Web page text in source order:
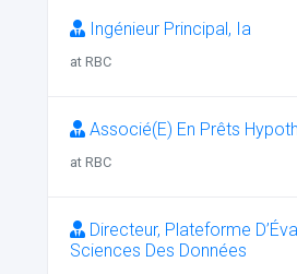
Ingénieur Principal, Ia
at RBC
Associé(E) En Prêts
at RBC
Directeur, Plateforme
Sciences Des Données